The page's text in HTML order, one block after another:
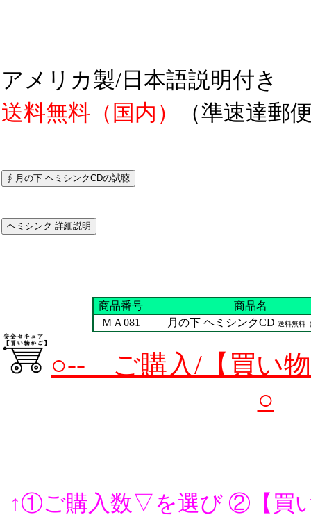
アメリカ製/日本語説明付き
送料無料（国内）
（準速達郵
商品番号
商品名
ＭＡ081
月の下 ヘミシンクCD 送料無料
○-- ご購入/【買い
○
↑①ご購入数▽を選び ②【買